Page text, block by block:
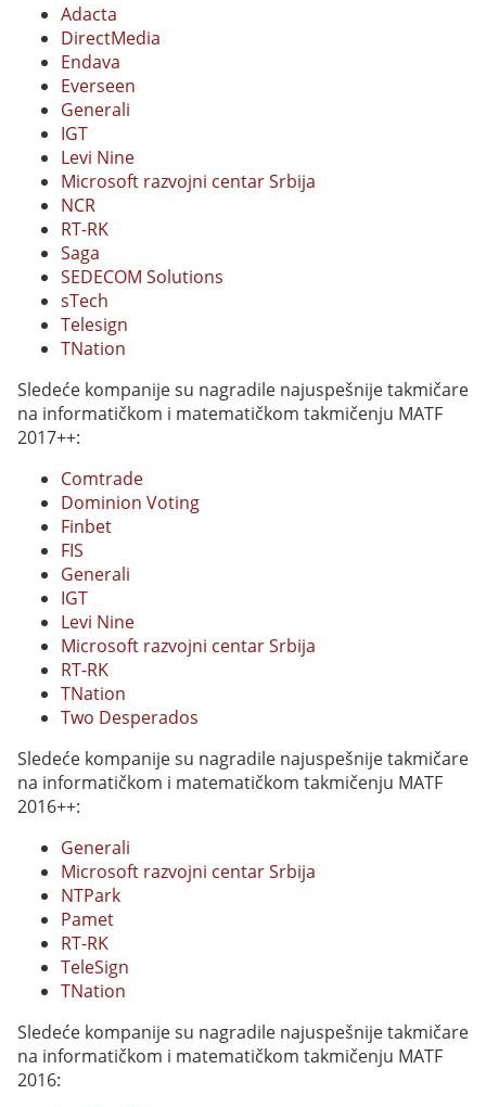
Adacta
DirectMedia
Endava
Everseen
Generali
IGT
Levi Nine
Microsoft razvojni centar Srbija
NCR
RT-RK
Saga
SEDECOM Solutions
sTech
Telesign
TNation
Sledeće kompanije su nagradile najuspešnije takmičare
na informatičkom i matematičkom takmičenju MATF
2017++:
Comtrade
Dominion Voting
Finbet
FIS
Generali
IGT
Levi Nine
Microsoft razvojni centar Srbija
RT-RK
TNation
Two Desperados
Sledeće kompanije su nagradile najuspešnije takmičare
na informatičkom i matematičkom takmičenju MATF
2016++:
Generali
Microsoft razvojni centar Srbija
NTPark
Pamet
RT-RK
TeleSign
TNation
Sledeće kompanije su nagradile najuspešnije takmičare
na informatičkom i matematičkom takmičenju MATF
2016: